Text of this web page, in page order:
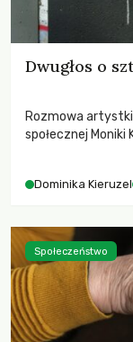
Dwugłos o
Rozmowa
społecznej
Dominika Kieruzel
Społeczeństwo